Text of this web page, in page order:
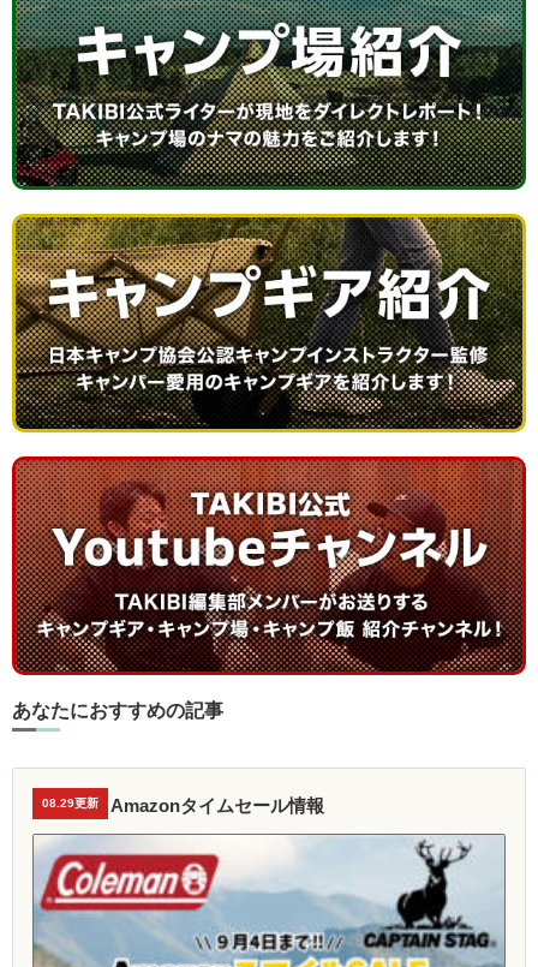
あなたにおすすめの記事
08.29更新 Amazonタイムセール情報